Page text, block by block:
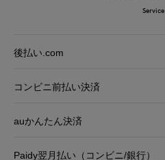
Service
後払い.com
コンビニ前払い決済
auかんたん決済
Paidy翌月払い（コンビニ/銀行）